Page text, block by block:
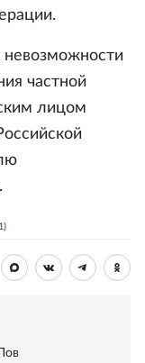
невозможности
частной
лицом